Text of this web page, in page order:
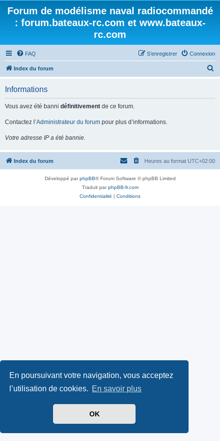
En poursuivant votre navigation, vous acceptez
l’utilisation de cookies. En savoir plus
OK
Forum de modélisme naval radiocommandé
: forum.bateaux-rc.com et www.bateaux-
rc.com
FAQ Connexion
S’enregistrer
Index du forum
e
Informations
Vous avez été banni définitivement de ce forum.
Contactez l’Administrateur du forum pour plus d’informations.
Votre adresse IP a été bannie.
Index du forum Heures au format UTC+02:00
Développé parphpBB® Forum Software © phpBB Limited
Traduit parphpBB-fr.com
Confidentialité | Conditions